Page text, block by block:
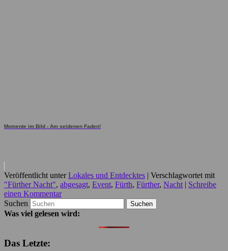
Momente im Bild - Am seidenen Faden!
Veröffentlicht unter Lokales und Entdecktes | Verschlagwortet mit
"Fürther Nacht", abgesagt, Event, Fürth, Fürther, Nacht | Schreibe
einen Kommentar
Suchen
Was viel gelesen wird:
Das Letzte: